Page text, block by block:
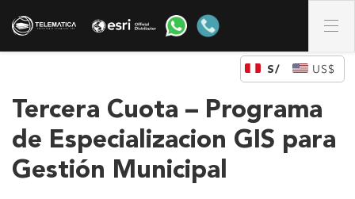
Tercera Cuota – Programa
de Especializacion GIS para
Gestión Municipal